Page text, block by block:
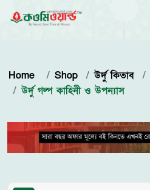
Home Shop উর্দু কিতাব
উর্দু গল্প কাহিনী ও উপন্যাস